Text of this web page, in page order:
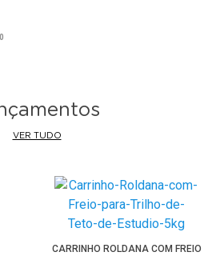
VER TUDO
CARRINHO ROLDANA COM FREIO